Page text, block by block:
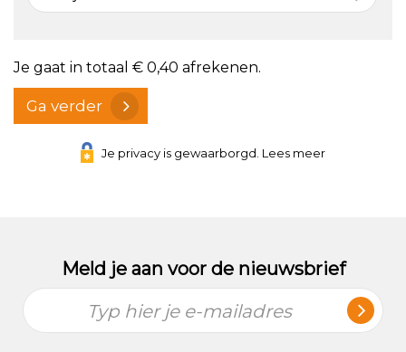
Je gaat in totaal € 0,40 afrekenen.
Ga verder
Je privacy is gewaarborgd. Lees meer
Meld je aan voor de nieuwsbrief
Typ hier je e-mailadres